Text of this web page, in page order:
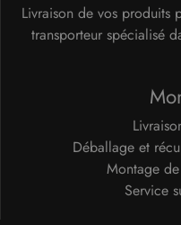
Livraison de vos produits
transporteur spécialisé
Déballage et
Montage
Service